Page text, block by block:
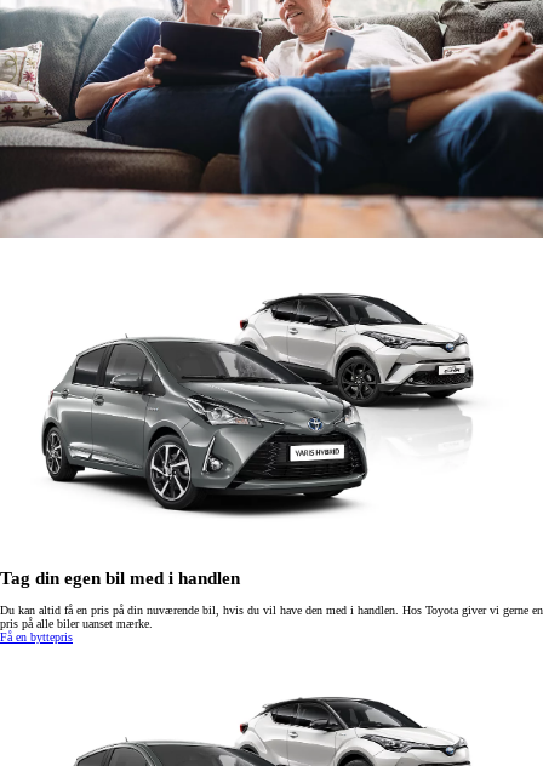
Tag din egen bil med i handlen
Du kan altid få en pris på din nuværende bil, hvis du vil have den med i handlen. Hos Toyota giver vi gerne en
pris på alle biler uanset mærke.
Få en byttepris